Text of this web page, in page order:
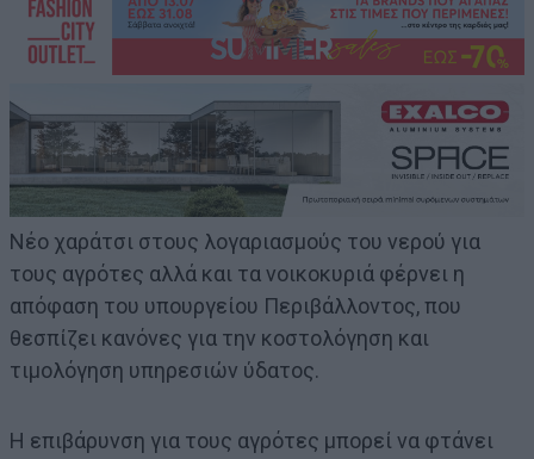
Νέο χαράτσι στους λογαριασμούς του νερού για
τους αγρότες αλλά και τα νοικοκυριά φέρνει η
απόφαση του υπουργείου Περιβάλλοντος, που
θεσπίζει κανόνες για την κοστολόγηση και
τιμολόγηση υπηρεσιών ύδατος.
Η επιβάρυνση για τους αγρότες μπορεί να φτάνει